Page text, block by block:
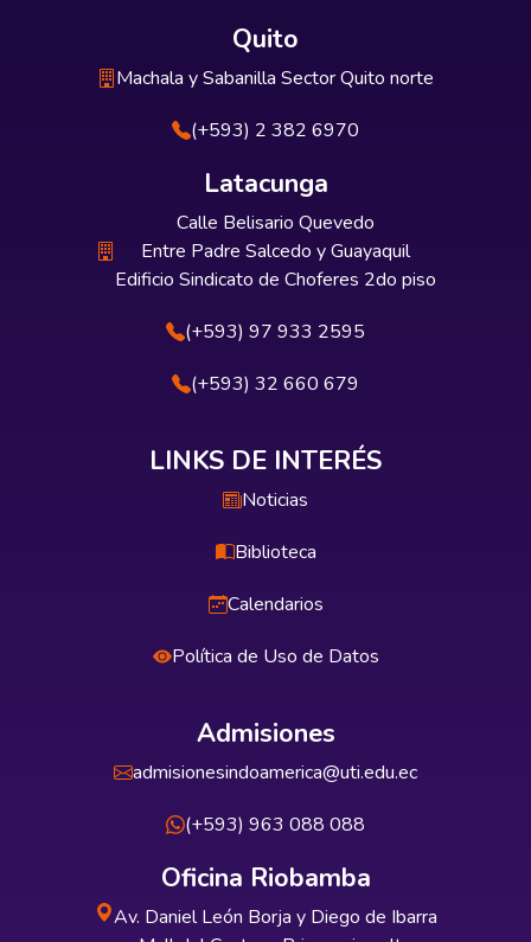
Quito
Machala y Sabanilla Sector Quito norte
(+593) 2 382 6970
Latacunga
Calle Belisario Quevedo
Entre Padre Salcedo y Guayaquil
Edificio Sindicato de Choferes 2do piso
(+593) 97 933 2595
(+593) 32 660 679
LINKS DE INTERÉS
Noticias
Biblioteca
Calendarios
Política de Uso de Datos
Admisiones
admisionesindoamerica@uti.edu.ec
(+593) 963 088 088
Oficina Riobamba
Av. Daniel León Borja y Diego de Ibarra